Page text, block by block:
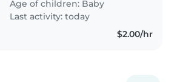
ocho seis tres dos
Age of children: Baby
Last activity: today
$2.00/hr